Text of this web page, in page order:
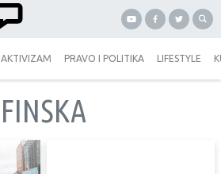
AKTIVIZAM PRAVO I POLITIKA LIFESTYLE
FINSKA